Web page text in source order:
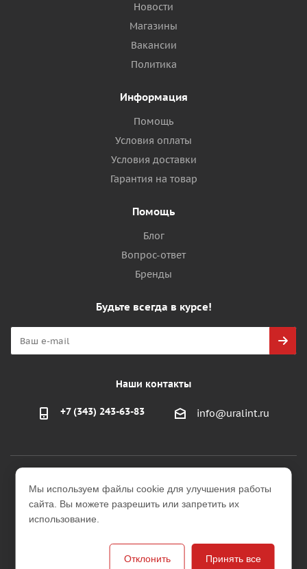
Новости
Магазины
Вакансии
Политика
Информация
Помощь
Условия оплаты
Условия доставки
Гарантия на товар
Помощь
Блог
Вопрос-ответ
Бренды
Будьте всегда в курсе!
Наши контакты
+7 (343) 243-63-83 info@uralint.ru
2026 © ООО "УралИнтерьер"
Интернет-магазин строительных и отделочных
Версия для печати
Мы используем файлы cookie для улучшения работы
сайта. Вы можете разрешить или запретить их
использование.
Отклонить Принять все